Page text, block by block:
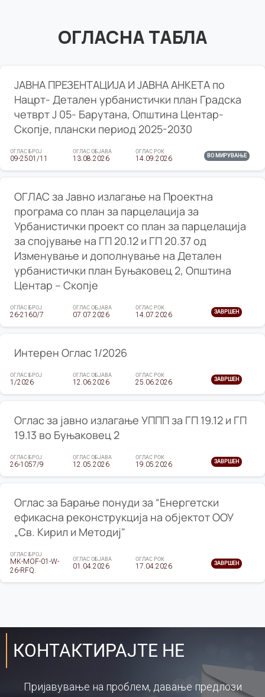
ОГЛАСНА ТАБЛА
ЈАВНА ПРЕЗЕНТАЦИЈА И ЈАВНА АНКЕТА по
Нацрт- Детален урбанистички план Градска
четврт Ј 05- Барутана, Општина Центар-
Скопје, плански период 2025-2030
ОГЛАС БРОЈ
09-2501/11
ОГЛАС ОБЈАВА
13.08.2026
ОГЛАС РОК
14.09.2026 ВО МИРУВАЊЕ
ОГЛАС за Јавно излагање на Проектна
програма со план за парцелација за
Урбанистички проект со план за парцелација
за спојување на ГП 20.12 и ГП 20.37 од
Изменување и дополнување на Детален
урбанистички план Буњаковец 2, Општина
Центар – Скопје
ОГЛАС БРОЈ
26-2160/7
ОГЛАС ОБЈАВА
07.07.2026
ОГЛАС РОК
14.07.2026 ЗАВРШЕН
Интерен Оглас 1/2026
ОГЛАС БРОЈ
1/2026
ОГЛАС ОБЈАВА
12.06.2026
ОГЛАС РОК
25.06.2026 ЗАВРШЕН
Оглас за јавно излагање УППП за ГП 19.12 и ГП
19.13 во Буњаковец 2
ОГЛАС БРОЈ
26-1057/9
ОГЛАС ОБЈАВА
12.05.2026
ОГЛАС РОК
19.05.2026 ЗАВРШЕН
Оглас за Барање понуди за “Енергетски
ефикасна реконструкција на објектот ООУ
„Св. Кирил и Методиј"
ОГЛАС БРОЈ
MK-MOF-01-W-
26-RFQ.
ОГЛАС ОБЈАВА
01.04.2026
ОГЛАС РОК
17.04.2026 ЗАВРШЕН
КОНТАКТИРАЈТЕ НЕ
Пријавување на проблем, давање предлози